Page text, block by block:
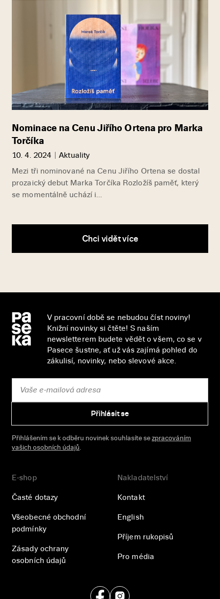
Nominace na Cenu Jiřího Ortena pro Marka
Torčíka
10. 4. 2024
Aktuality
Mezi tři nominované na Cenu Jiřího Ortena se dostal
prozaický debut Marka Torčíka Rozložíš paměť, který
se momentálně uchází i...
Chci vidět více
V pracovní době se nebudou číst noviny!
Knižní novinky si čtěte! S naším
newsletterem budete vědět o všem, co se v
Pasece šustne, ať už vás zajímá pohled do
zákulisí, novinky, nebo slevové akce.
Přihlásit se
Přihlášením se k odběru novinek souhlasíte se zpracováním
vašich osobních údajů.
E-shop
Časté dotazy
Všeobecné obchodní
podmínky
Zásady ochrany
osobních údajů
Nakladatelství
Kontakt
English
Příjem rukopisů
Pro média